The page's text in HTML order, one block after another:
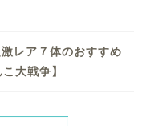
レア７体のおすすめ
大戦争】